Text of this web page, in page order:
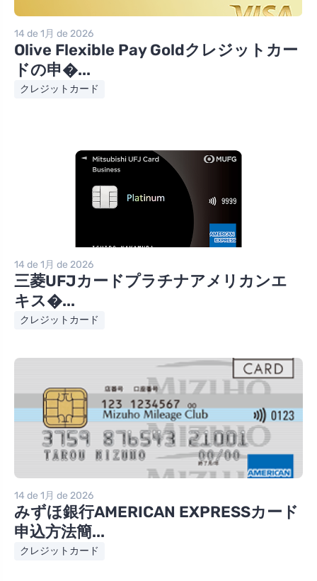
14 de 1月 de 2026
Olive Flexible Pay Goldクレジットカー
ドの申�...
クレジットカード
14 de 1月 de 2026
三菱UFJカードプラチナアメリカンエ
キス�...
クレジットカード
14 de 1月 de 2026
みずほ銀行AMERICAN EXPRESSカード
申込方法簡...
クレジットカード